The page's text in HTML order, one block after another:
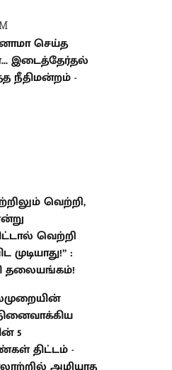
செய்த
இடைத்தேர்தல்
நீதிமன்றம் -
வெற்றி, வெற்றி
வெற்றி
: முரசொலி
கனவை
5
- கல்வி
சாதனை!
நிலை என்ன?